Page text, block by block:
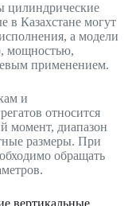
цилиндрические
в Казахстане могут
а модели
мощностью,
применением.
и
относится
момент, диапазон
размеры. При
обращать